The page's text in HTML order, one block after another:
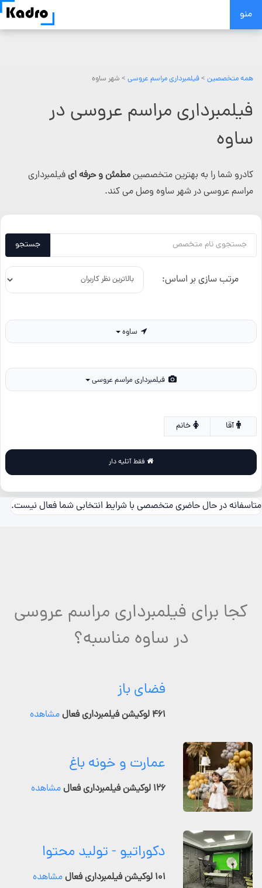
Skip
منو
همه متخصصین >فیلمبرداری مراسم عروسی > شهر ساوه
فیلمبرداری مراسم عروسی در
ساوه
کادرو شما را به بهترین متخصصینمطمئن و حرفه ایفیلمبرداری
مراسم عروسی در شهر ساوه وصل می کند.
جستجو
مرتب سازی بر اساس:
خانم
متاسفانه در حال حاضری متخصصی با شرایط انتخابی شما فعال نیست.
کجا برای فیلمبرداری مراسم عروسی
در ساوه مناسبه؟
فضای باز
۴۶۱ لوکیشن فیلمبرداری فعال مشاهده
عمارت و خونه باغ
۱۲۶ لوکیشن فیلمبرداری فعال مشاهده
دکوراتیو - تولید محتوا
۱۰۱ لوکیشن فیلمبرداری فعال مشاهده